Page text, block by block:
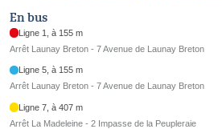
En bus
Ligne 1, à 155 m
Arrêt Launay Breton - 7 Avenue de Launay Breton
Ligne 5, à 155 m
Arrêt Launay Breton - 7 Avenue de Launay Breton
Ligne 7, à 407 m
Arrêt La Madeleine - 2 Impasse de la Peupleraie